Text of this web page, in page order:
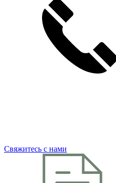
Свяжитесь с нами